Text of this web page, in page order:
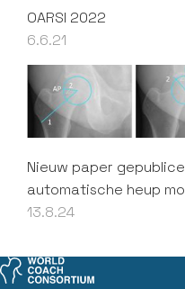
OARSI 2022
6.6.21
Nieuw paper
automatische heup
13.8.24